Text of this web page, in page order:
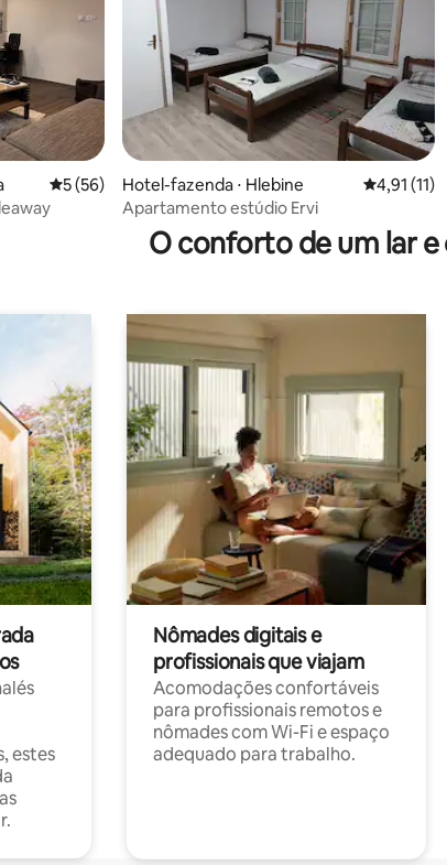
5 de uma avaliação média de 5, 56 avaliações
5 (56)
Hotel-fazenda ⋅ Hlebine 4,91 de
4,91 (11)
Apartamento estúdio Ervi
O conforto de um lar
estes
Nômades digitais e
profissionais que viajam
Acomodações confortáveis
para profissionais remotos e
nômades com Wi-Fi e espaço
adequado para trabalho.